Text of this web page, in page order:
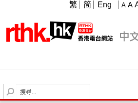
A A
繁 简 Eng
S
e